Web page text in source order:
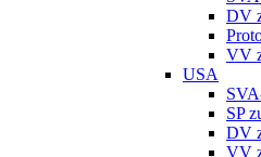
DV
VV
USA
SP
DV
VV